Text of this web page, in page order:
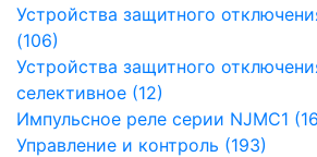
Устройства защитного
(106)
Устройства защитного
селективное (12)
Импульсное реле серии NJMC1
Управление и контроль (193)